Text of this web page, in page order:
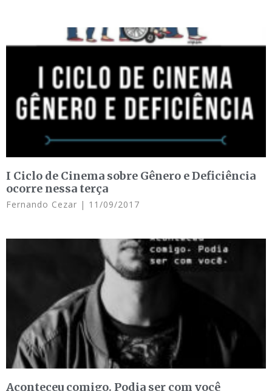
I Ciclo de Cinema sobre Gênero e Deficiência
ocorre nessa terça
Fernando Cezar 11/09/2017
Aconteceu comigo. Podia ser com você